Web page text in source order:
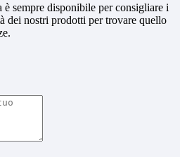
sempre disponibile per consigliare i
dei nostri prodotti per trovare quello